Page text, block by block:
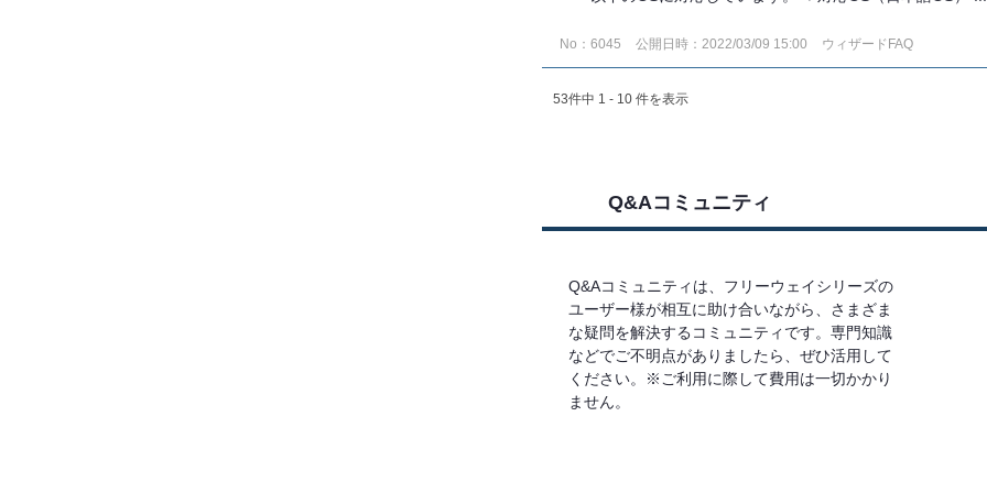
No：6045 公開日時：2022/03/09 15:00 ウィザードFAQ
53件中 1 - 10 件を表示
Q&Aコミュニティ
Q&Aコミュニティは、フリーウェイシリーズの
ユーザー様が相互に助け合いながら、さまざま
な疑問を解決するコミュニティです。専門知識
などでご不明点がありましたら、ぜひ活用して
ください。※ご利用に際して費用は一切かかり
ません。